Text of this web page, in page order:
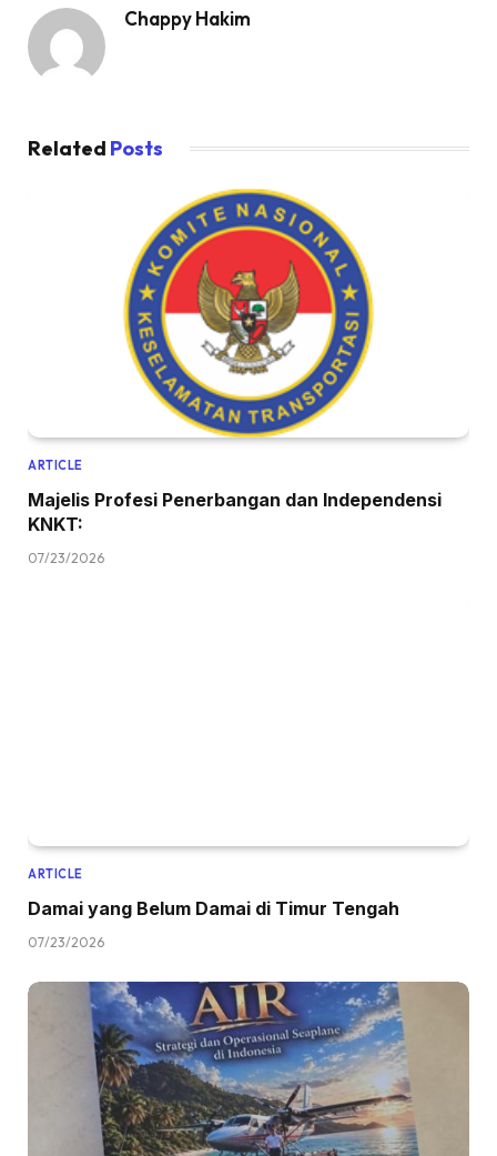
Chappy Hakim
Related Posts
ARTICLE
Majelis Profesi Penerbangan dan Independensi
KNKT:
07/23/2026
ARTICLE
Damai yang Belum Damai di Timur Tengah
07/23/2026